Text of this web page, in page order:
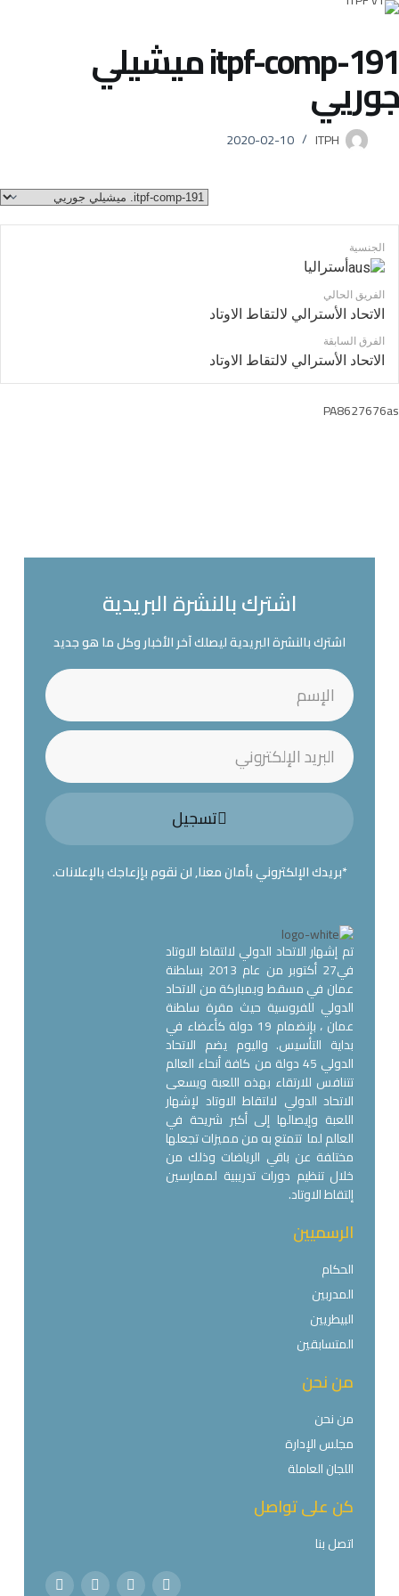
itpf-comp-191ميشيلي
جوريي
ITPH
2020-02-10
الجنسية
أستراليا
الفريق الحالي
الاتحاد الأسترالي لالتقاط الاوتاد
الفرق السابقة
الاتحاد الأسترالي لالتقاط الاوتاد
PA8627676as
اشترك بالنشرة البريدية
اشترك بالنشرة البريدية ليصلك آخر الأخبار وكل ما هو جديد
تسجيل
*بريدك الإلكتروني بأمان معنا, لن نقوم بإزعاجك بالإعلانات.
تم إشهار الاتحاد الدولي لالتقاط الاوتاد
في27 أكتوبر من عام 2013 بسلطنة
عمان في مسقط وبمباركة من الاتحاد
الدولي للفروسية حيث مقرة سلطنة
عمان ، بإنضمام 19 دولة كأعضاء في
بداية التأسيس. واليوم يضم الاتحاد
الدولي 45 دولة من كافة أنحاء العالم
تتنافس للارتقاء بهذه اللعبة ويسعى
الاتحاد الدولي لالتقاط الاوتاد لإشهار
اللعبة وإيصالها إلى أكبر شريحة في
العالم لما تتمتع به من مميزات تجعلها
مختلفة عن باقي الرياضات وذلك من
خلال تنظيم دورات تدريبية لممارسين
إلتقاط الاوتاد.
الرسميين
الحكام
المدربين
البيطريين
المتسابقين
من نحن
من نحن
مجلس الإدارة
اللجان العاملة
كن على تواصل
اتصل بنا